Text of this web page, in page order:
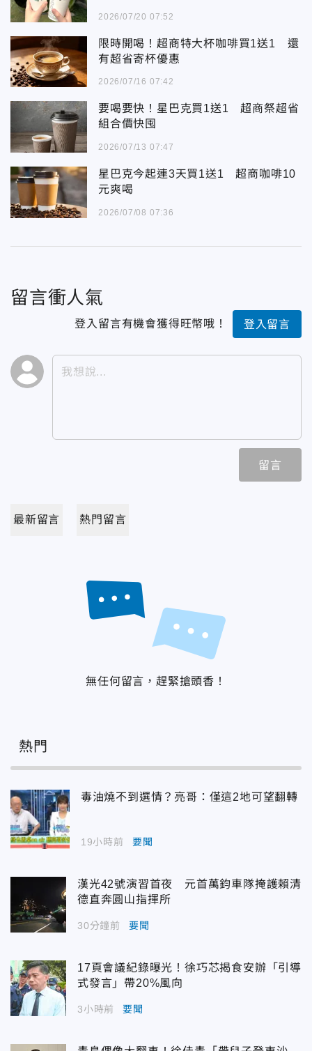
2026/07/20 07:52
限時開喝！超商特大杯咖啡買1送1 還
有超省寄杯優惠
2026/07/16 07:42
要喝要快！星巴克買1送1 超商祭超省
組合價快囤
2026/07/13 07:47
星巴克今起連3天買1送1 超商咖啡10
元爽喝
2026/07/08 07:36
留言衝人氣
登入留言有機會獲得旺幣哦！ 登入留言
留言
最新留言 熱門留言
無任何留言，趕緊搶頭香！
熱門
毒油燒不到選情？亮哥：僅這2地可望翻轉
19小時前 要聞
漢光42號演習首夜 元首萬鈞車隊掩護賴清
德直奔圓山指揮所
30分鐘前 要聞
17頁會議紀錄曝光！徐巧芯揭食安辦「引導
式發言」帶20%風向
3小時前 要聞